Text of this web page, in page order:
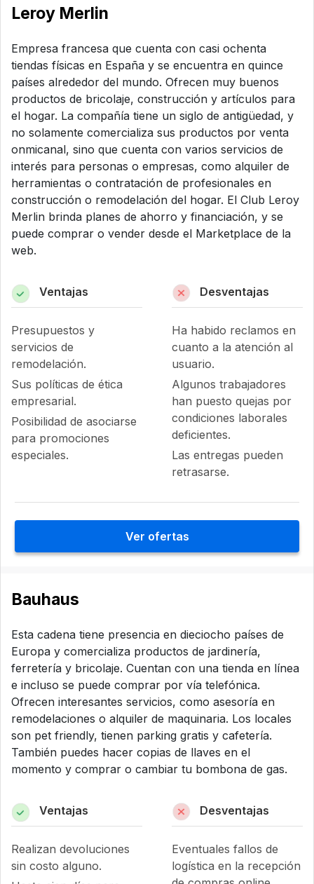
Leroy Merlin
Empresa francesa que cuenta con casi ochenta
tiendas físicas en España y se encuentra en quince
países alrededor del mundo. Ofrecen muy buenos
productos de bricolaje, construcción y artículos para
el hogar. La compañía tiene un siglo de antigüedad, y
no solamente comercializa sus productos por venta
onmicanal, sino que cuenta con varios servicios de
interés para personas o empresas, como alquiler de
herramientas o contratación de profesionales en
construcción o remodelación del hogar. El Club Leroy
Merlin brinda planes de ahorro y financiación, y se
puede comprar o vender desde el Marketplace de la
web.
Ventajas
Presupuestos y
servicios de
remodelación.
Sus políticas de ética
empresarial.
Posibilidad de asociarse
para promociones
especiales.
Desventajas
Ha habido reclamos en
cuanto a la atención al
usuario.
Algunos trabajadores
han puesto quejas por
condiciones laborales
deficientes.
Las entregas pueden
retrasarse.
Ver ofertas
Bauhaus
Esta cadena tiene presencia en dieciocho países de
Europa y comercializa productos de jardinería,
ferretería y bricolaje. Cuentan con una tienda en línea
e incluso se puede comprar por vía telefónica.
Ofrecen interesantes servicios, como asesoría en
remodelaciones o alquiler de maquinaria. Los locales
son pet friendly, tienen parking gratis y cafetería.
También puedes hacer copias de llaves en el
momento y comprar o cambiar tu bombona de gas.
Ventajas
Realizan devoluciones
sin costo alguno.
Desventajas
Eventuales fallos de
logística en la recepción